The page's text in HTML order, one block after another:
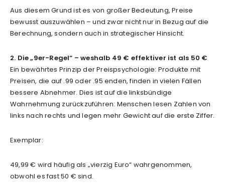
Aus diesem Grund ist es von großer Bedeutung, Preise
bewusst auszuwählen – und zwar nicht nur in Bezug auf die
Berechnung, sondern auch in strategischer Hinsicht.
2. Die „9er-Regel“ – weshalb 49 € effektiver ist als 50 €
Ein bewährtes Prinzip der Preispsychologie: Produkte mit
Preisen, die auf .99 oder .95 enden, finden in vielen Fällen
bessere Abnehmer. Dies ist auf die linksbündige
Wahrnehmung zurückzuführen: Menschen lesen Zahlen von
links nach rechts und legen mehr Gewicht auf die erste Ziffer.
Exemplar:
49,99 € wird häufig als „vierzig Euro“ wahrgenommen,
obwohl es fast 50 € sind.